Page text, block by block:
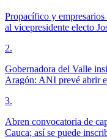
Propacífico y
al vicepresidente electo
2.
Gobernadora del Valle
Aragón: ANI prevé abrir
3.
Abren convocatoria de
Cauca; así se puede